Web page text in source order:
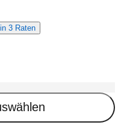
3 Raten